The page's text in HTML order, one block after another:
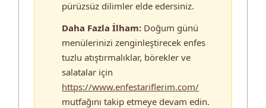
pürüzsüz dilimler elde edersiniz.
Daha Fazla İlham: Doğum günü
menülerinizi zenginleştirecek enfes
tuzlu atıştırmalıklar, börekler ve
salatalar için
https://www.enfestariflerim.com/
mutfağını takip etmeye devam edin.